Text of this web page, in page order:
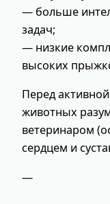
— больше
задач;
— низкие
высоких
Перед
животных
ветеринаром
сердцем и
—